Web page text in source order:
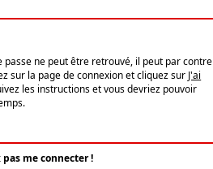
passe ne peut être retrouvé, il peut par contre
sur la page de connexion et cliquez sur J'ai
les instructions et vous devriez pouvoir
me connecter !